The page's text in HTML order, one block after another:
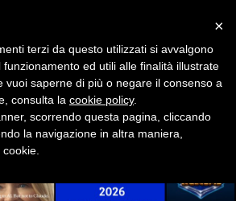
×
terzi da questo utilizzati si avvalgono
ed utili alle finalità illustrate
vuoi saperne di più o negare il consenso a
consulta la cookie policy.
scorrendo questa pagina, cliccando
la navigazione in altra maniera,